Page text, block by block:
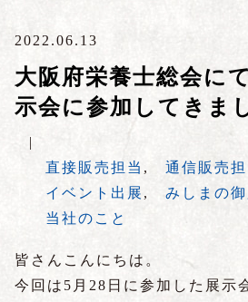
2022.06.13
大阪府栄養士総会に
示会に参加してきま
|
直接販売担当 , 通信販売担
イベント出展 , みしまの
当社のこと
皆さんこんにちは。
今回は5月28日に参加した展示